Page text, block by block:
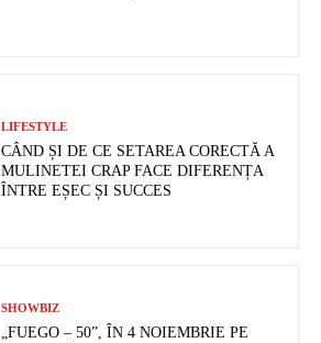
LIFESTYLE
CÂND ȘI DE CE SETAREA CORECTĂ A
MULINETEI CRAP FACE DIFERENȚA
ÎNTRE EȘEC ȘI SUCCES
SHOWBIZ
„FUEGO – 50”, ÎN 4 NOIEMBRIE PE